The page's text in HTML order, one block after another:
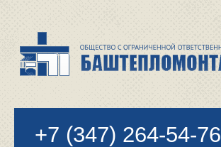
+7 (347) 264-54-76